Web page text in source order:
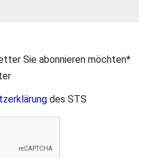
Sie abonnieren möchten*
des STS